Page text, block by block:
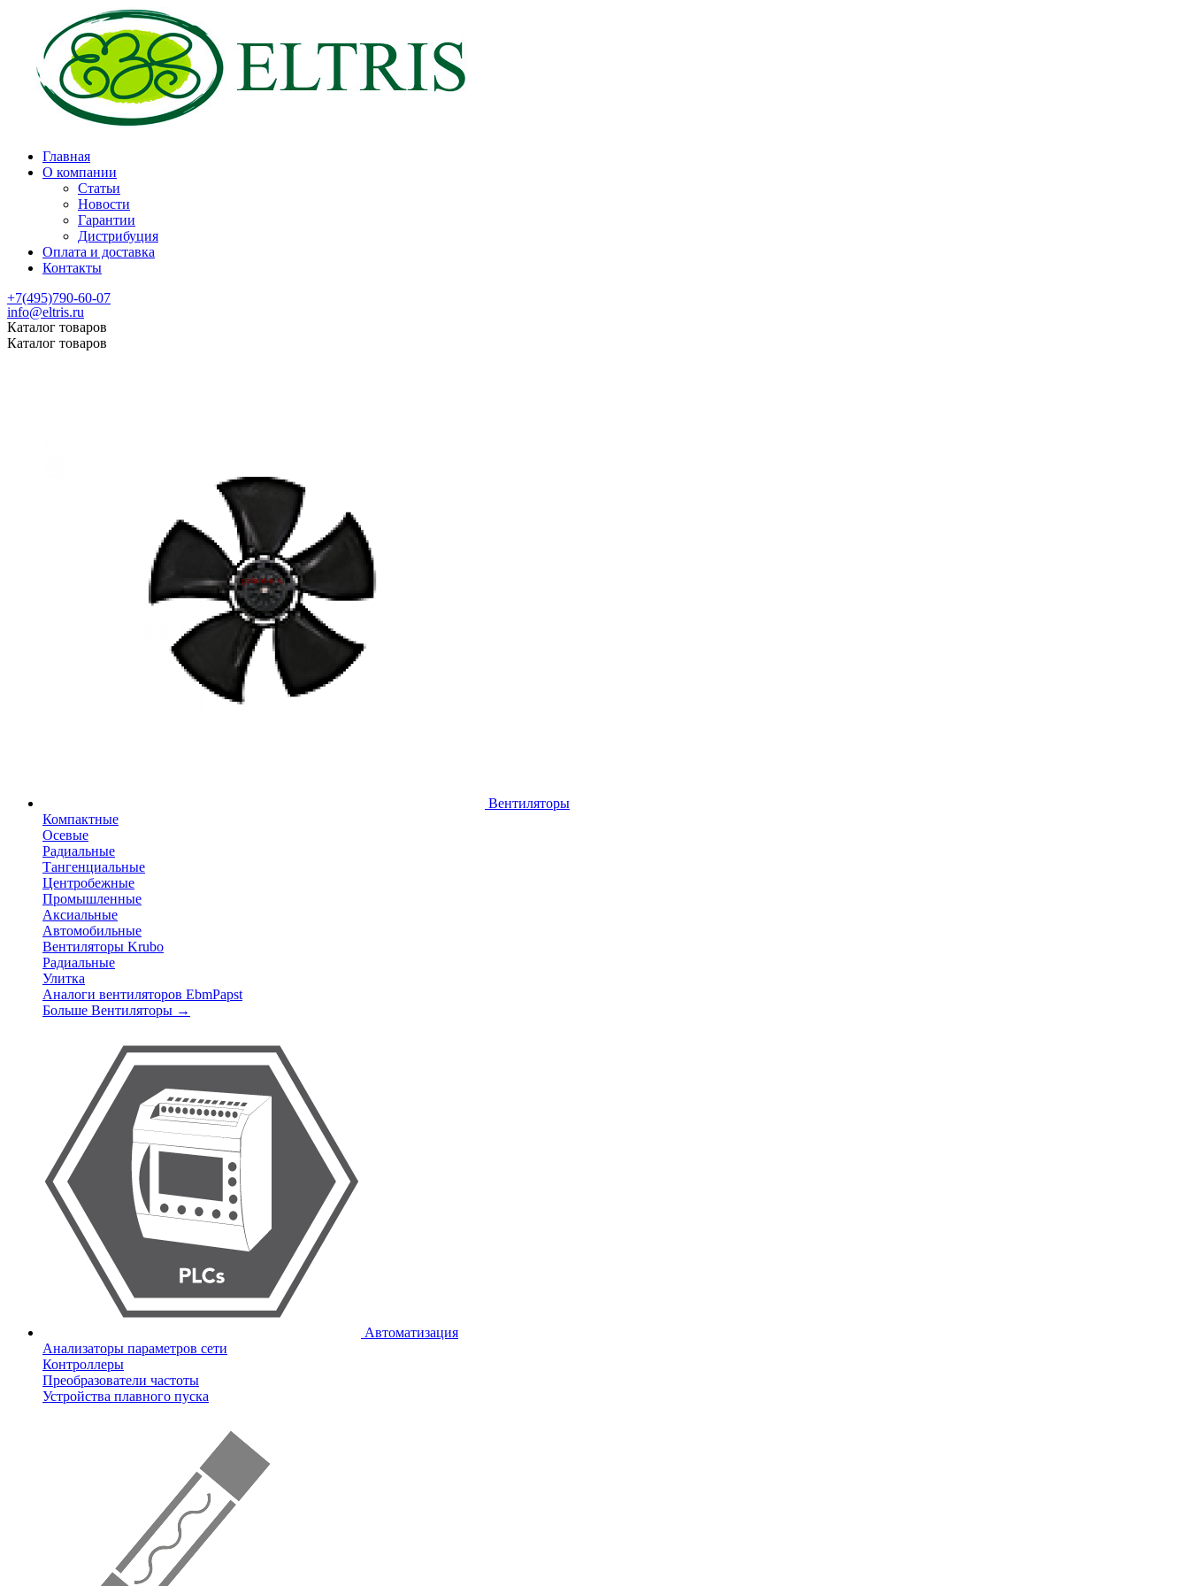
Главная
О компании
Статьи
Новости
Гарантии
Дистрибуция
Оплата и доставка
Контакты
+7(495)790-60-07
info@eltris.ru
Каталог товаров
Каталог товаров
Вентиляторы
Компактные
Осевые
Радиальные
Тангенциальные
Центробежные
Промышленные
Аксиальные
Автомобильные
Вентиляторы Krubo
Радиальные
Улитка
Аналоги вентиляторов EbmPapst
Больше Вентиляторы →
Автоматизация
Анализаторы параметров сети
Контроллеры
Преобразователи частоты
Устройства плавного пуска